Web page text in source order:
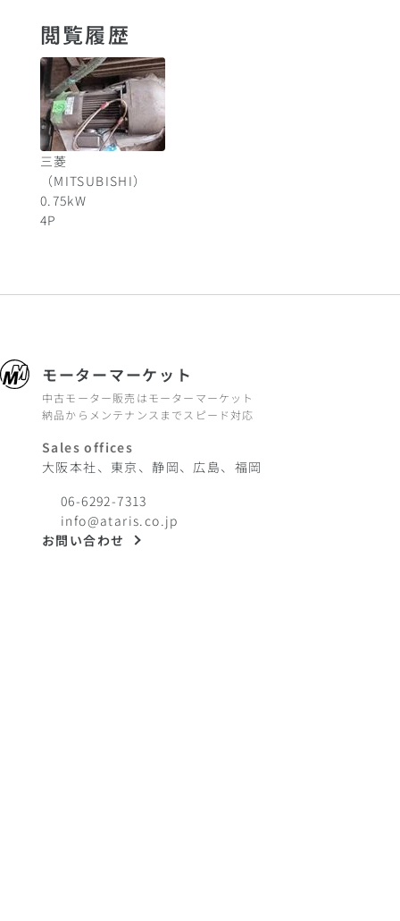
閲覧履歴
三菱
（MITSUBISHI）
0.75kW
4P
モーターマーケット
中古モーター販売はモーターマーケット
納品からメンテナンスまでスピード対応
Sales offices
大阪本社、東京、静岡、広島、福岡
06-6292-7313
info@ataris.co.jp
お問い合わせ